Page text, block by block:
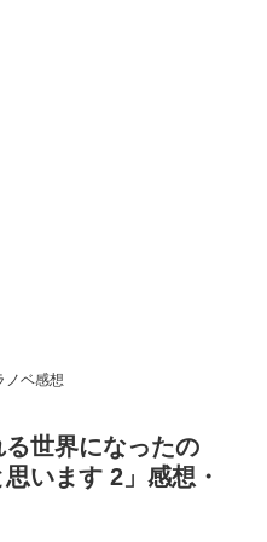
ノベ感想
る世界になったの
います 2」感想・